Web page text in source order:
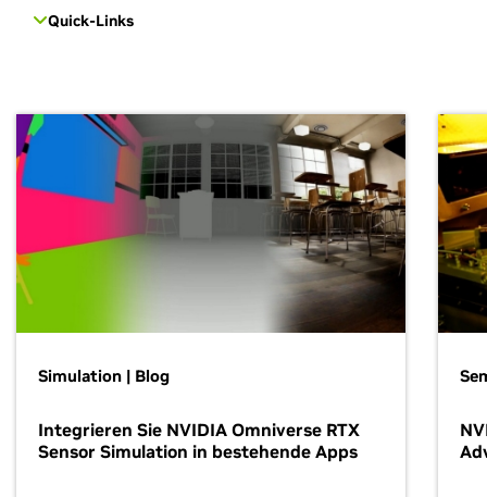
Quick-Links
Simulation | Blog
Integrieren Sie NVIDIA Omniverse RTX
Sensor Simulation in bestehende Apps